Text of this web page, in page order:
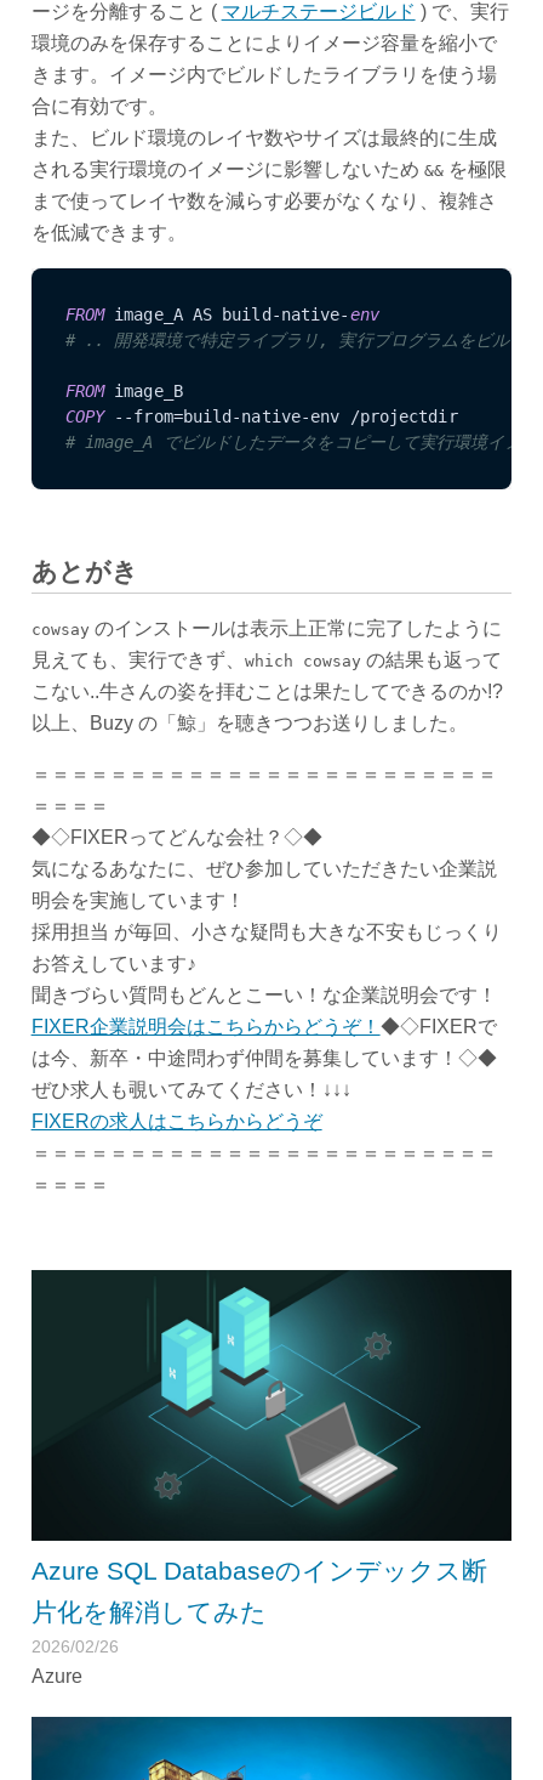
ージを分離すること ( マルチステージビルド ) で、実行
環境のみを保存することによりイメージ容量を縮小で
きます。イメージ内でビルドしたライブラリを使う場
合に有効です。
また、ビルド環境のレイヤ数やサイズは最終的に生成
される実行環境のイメージに影響しないため &&を極限
まで使ってレイヤ数を減らす必要がなくなり、複雑さ
を低減できます。
FROM image_A AS build-native-env
# .. 開発環境で特定ライブラリ, 実行プログラムをビル
FROM
image_B
COPY --from=build-native-env /projectdir
# image_A でビルドしたデータをコピーして実行環境イメー
あとがき
cowsay のインストールは表示上正常に完了したように
見えても、実行できず、 which cowsay の結果も返って
こない..牛さんの姿を拝むことは果たしてできるのか!?
以上、Buzy の「鯨」を聴きつつお送りしました。
＝＝＝＝＝＝＝＝＝＝＝＝＝＝＝＝＝＝＝＝＝＝＝＝
＝＝＝＝
◆◇FIXERってどんな会社？◇◆
気になるあなたに、ぜひ参加していただきたい企業説
明会を実施しています！
採用担当 が毎回、小さな疑問も大きな不安もじっくり
お答えしています♪
聞きづらい質問もどんとこーい！な企業説明会です！
FIXER企業説明会はこちらからどうぞ！ ◆◇FIXERで
は今、新卒・中途問わず仲間を募集しています！◇◆
ぜひ求人も覗いてみてください！↓↓↓
FIXERの求人はこちらからどうぞ
＝＝＝＝＝＝＝＝＝＝＝＝＝＝＝＝＝＝＝＝＝＝＝＝
＝＝＝＝
Azure SQL Databaseのインデックス断
片化を解消してみた
2026/02/26
Azure